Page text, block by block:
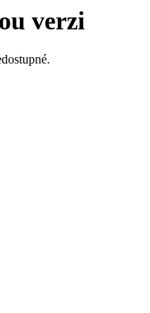
verzi